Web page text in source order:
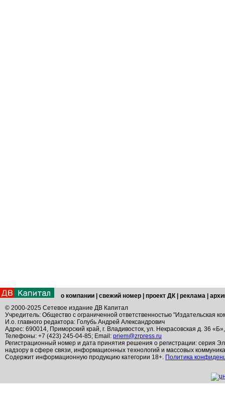
о компании свежий номер проект ДК реклама
© 2000-2025 Сетевое издание ДВ Капитал
Учредитель: Общество с ограниченной ответственностью "Издательская
И.о. главного редактора: Голубь Андрей Александрович
Адрес: 690014, Приморский край, г. Владивосток, ул. Некрасовская д. 36
Телефоны: +7 (423) 245-04-85; Email: priem@zrpress.ru
Регистрационный номер и дата принятия решения о регистрации: серия
надзору в сфере связи, информационных технологий и массовых
Содержит информационную продукцию категории 18+. Политика